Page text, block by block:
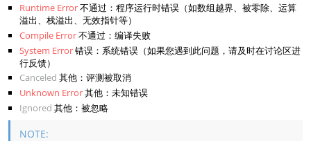
Runtime Error不通过：程序运行时错误（如数组越界、被零除、运算
溢出、栈溢出、无效指针等）
Compile Error不通过：编译失败
System Error错误：系统错误（如果您遇到此问题，请及时在讨论区进
行反馈）
Canceled 其他：评测被取消
Unknown Error其他：未知错误
Ignored 其他：被忽略